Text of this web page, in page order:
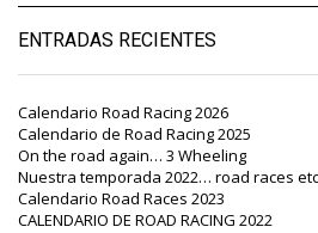
ENTRADAS RECIENTES
Calendario Road Racing 2026
Calendario de Road Racing 2025
On the road again… 3 Wheeling
Nuestra temporada 2022… road races
Calendario Road Races 2023
CALENDARIO DE ROAD RACING 2022